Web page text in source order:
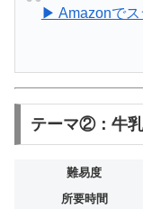
▶ Amazonでス
テーマ②：牛
難易度
所要時間